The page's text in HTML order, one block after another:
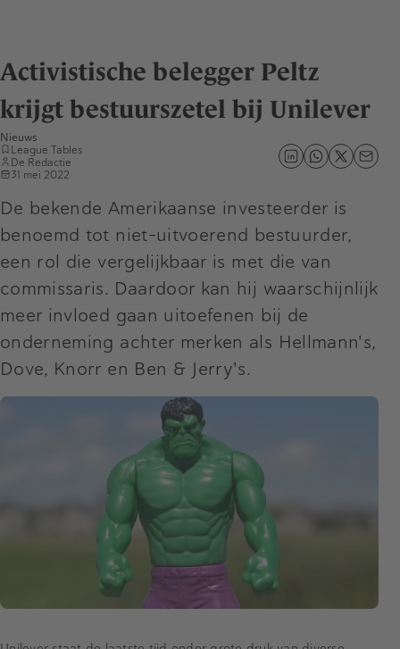
Activistische belegger Peltz
krijgt bestuurszetel bij Unilever
Nieuws
League Tables
De Redactie
31 mei 2022
De bekende Amerikaanse investeerder is
benoemd tot niet-uitvoerend bestuurder,
een rol die vergelijkbaar is met die van
commissaris. Daardoor kan hij waarschijnlijk
meer invloed gaan uitoefenen bij de
onderneming achter merken als Hellmann's,
Dove, Knorr en Ben & Jerry's.